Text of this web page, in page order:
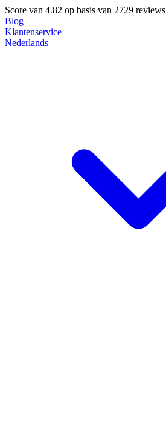
Score van 4.82 op basis van 2729 reviews
Blog
Klantenservice
Nederlands